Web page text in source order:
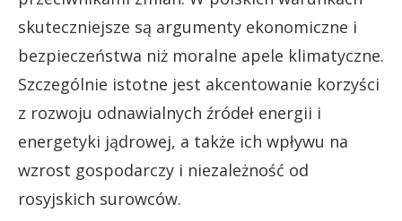
skuteczniejsze są argumenty ekonomiczne i
bezpieczeństwa niż moralne apele klimatyczne.
Szczególnie istotne jest akcentowanie korzyści
z rozwoju odnawialnych źródeł energii i
energetyki jądrowej, a także ich wpływu na
wzrost gospodarczy i niezależność od
rosyjskich surowców.